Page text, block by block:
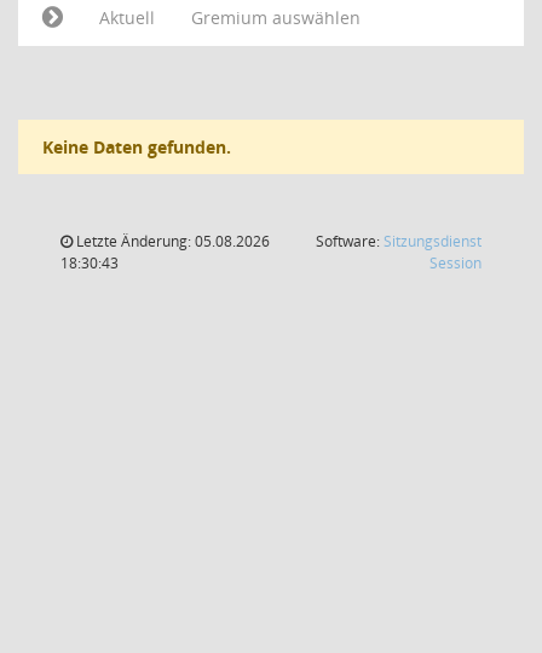
Aktuell
Gremium auswählen
Keine Daten gefunden.
Letzte Änderung: 05.08.2026
18:30:43
Software: Sitzungsdienst
Session(Wird in